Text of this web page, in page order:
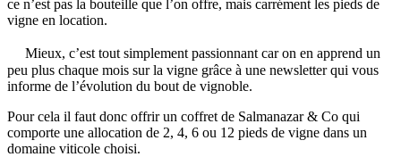
ce n’est pas la bouteille que l’on offre, mais carrément les pieds de
vigne en location.
Mieux, c’est tout simplement passionnant car on en apprend un
peu plus chaque mois sur la vigne grâce à une newsletter qui vous
informe de l’évolution du bout de vignoble.
Pour cela il faut donc offrir un coffret de Salmanazar & Co qui
comporte une allocation de 2, 4, 6 ou 12 pieds de vigne dans un
domaine viticole choisi.